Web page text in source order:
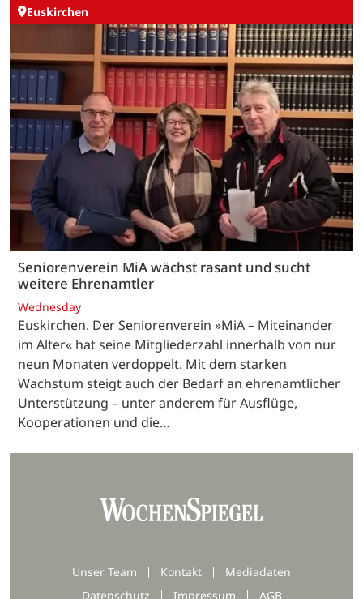
Euskirchen
Seniorenverein MiA wächst rasant und sucht
weitere Ehrenamtler
Wednesday
Euskirchen. Der Seniorenverein »MiA – Miteinander
im Alter« hat seine Mitgliederzahl innerhalb von nur
neun Monaten verdoppelt. Mit dem starken
Wachstum steigt auch der Bedarf an ehrenamtlicher
Unterstützung – unter anderem für Ausflüge,
Kooperationen und die…
Unser Team Kontakt
Mediadaten
Datenschutz
Impressum AGB